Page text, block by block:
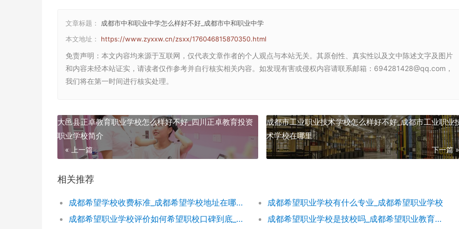
文章标题： 成都市中和职业中学怎么样好不好_成都市中和职业中学
本文地址： https://www.zyxxw.cn/zsxx/176046815870350.html
免责声明 ：本文内容均来源于互联网，仅代表文章作者的个人观点与本站无关。其原创性、真实性以及文中陈述文字及图片
和内容未经本站证实，请读者仅作参考并自行核实相关内容。如发现有害或侵权内容请联系邮箱：694281428@qq.com，
我们将在第一时间进行核实处理。
大邑县正卓教育职业学校怎么样好不好_四川正卓教育投资
职业学校简介
« 上一篇
成都市工业职业技术学校怎么样好不好_成都市工业职业
术学校在哪里
下一篇 »
相关推荐
成都希望学校收费标准_成都希望学校地址在哪里呀
成都希望职业学校有什么专业_成都希望职业学校
成都希望职业学校评价如何希望职校口碑到底_成都希望职业学校烹饪专业
成都希望职业学校是技校吗_成都希望职业教育学校